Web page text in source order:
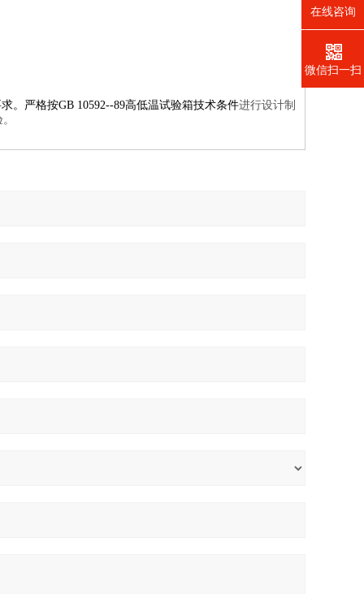
。严格按GB 10592--89高低温试验箱技术条件进行设计制
在线咨询
微信扫一扫